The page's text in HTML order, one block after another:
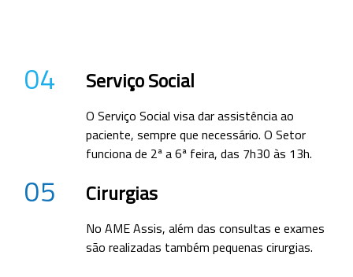
04 Serviço Social
O Serviço Social visa dar assistência ao
paciente, sempre que necessário. O Setor
funciona de 2ª a 6ª feira, das 7h30 às 13h.
05 Cirurgias
No AME Assis, além das consultas e exames
são realizadas também pequenas cirurgias.